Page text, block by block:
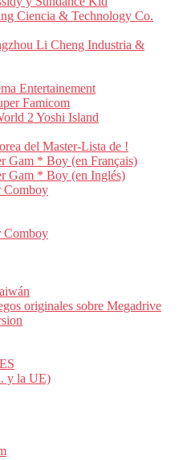
Ciencia & Technology Co.
Li Cheng Industria &
Entertainement
Famicom
2 Yoshi Island
del Master-Lista de !
Gam * Boy (en Français)
Gam * Boy (en Inglés)
Comboy
Comboy
originales sobre Megadrive
y la UE)